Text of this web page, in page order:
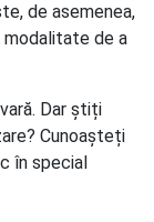
de asemenea,
modalitate de a
Dar știți
Cunoașteți
în special